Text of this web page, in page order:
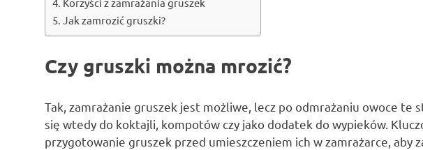
Jak zamrozić gruszki?
Czy gruszki można mrozić?
Tak, zamrażanie gruszek jest możliwe, lecz po odmrażaniu owoce te
się wtedy do koktajli, kompotów czy jako dodatek do wypieków.
przygotowanie gruszek przed umieszczeniem ich w zamrażarce, aby